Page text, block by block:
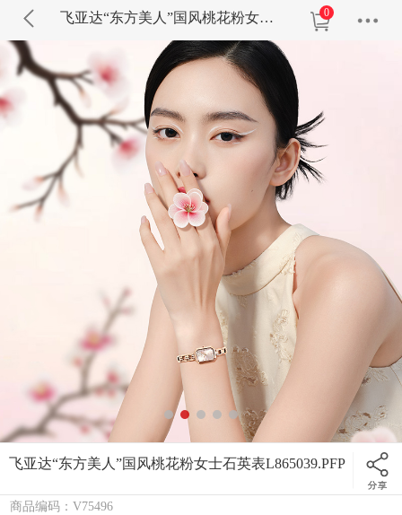
飞亚达“东方美人”国风桃花粉女士石英表L865039.PFP 0
飞亚达“东方美人”国风桃花粉女士石英表L865039.PFP
商品编码：V75496